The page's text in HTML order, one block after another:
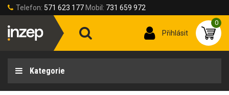
Telefon: 571 623 177 Mobil: 731 659 972
Přihlásit
0
Kategorie